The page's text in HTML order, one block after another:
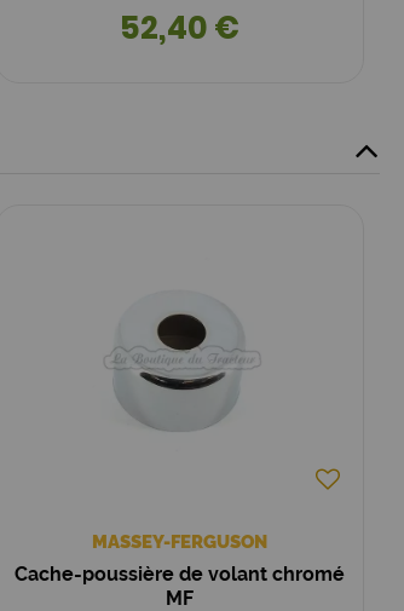
52,40 €
MASSEY-FERGUSON
Cache-poussière de volant chromé
MF